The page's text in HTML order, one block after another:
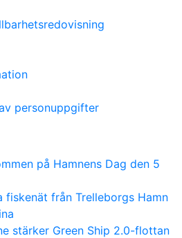
personuppgifter
på Hamnens Dag den 5
fiskenät från Trelleborgs Hamn
stärker Green Ship 2.0-flottan